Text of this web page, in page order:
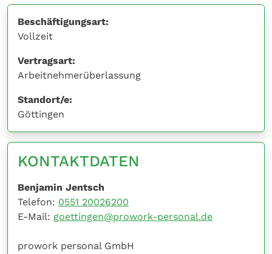
Beschäftigungsart:
Vollzeit
Vertragsart:
Arbeitnehmerüberlassung
Standort/e:
Göttingen
KONTAKTDATEN
Benjamin Jentsch
Telefon: 0551 20026200
E-Mail: goettingen@prowork-personal.de
prowork personal GmbH